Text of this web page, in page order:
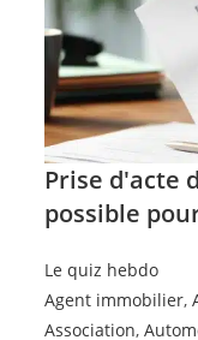
Prise d'acte
possible
Le quiz hebdo
Agent immobilier,
Association,